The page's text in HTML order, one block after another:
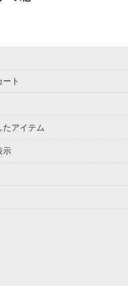
ト
アイテム
示